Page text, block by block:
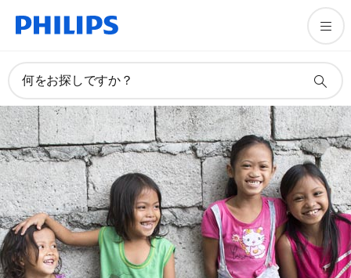
何をお探しですか？